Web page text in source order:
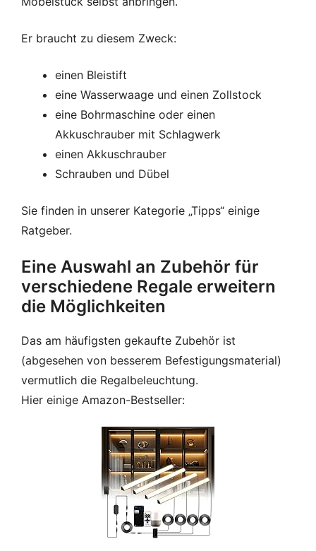
Er braucht zu diesem Zweck:
einen Bleistift
eine Wasserwaage und einen Zollstock
eine Bohrmaschine oder einen
Akkuschrauber mit Schlagwerk
einen Akkuschrauber
Schrauben und Dübel
Sie finden in unserer Kategorie „Tipps“ einige
Ratgeber.
Eine Auswahl an Zubehör für
verschiedene Regale erweitern
die Möglichkeiten
Das am häufigsten gekaufte Zubehör ist
(abgesehen von besserem Befestigungsmaterial)
vermutlich die Regalbeleuchtung.
Hier einige Amazon-Bestseller: